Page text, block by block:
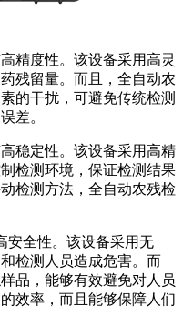
度性。该设备采用高灵
残留量。而且，全自动农
的干扰，可避免传统检测
差。
定性。该设备采用高精
检测环境，保证检测结果
检测方法，全自动农残检
安全性。该设备采用无
检测人员造成危害。而
品，能够有效避免对人员
效率，而且能够保障人们